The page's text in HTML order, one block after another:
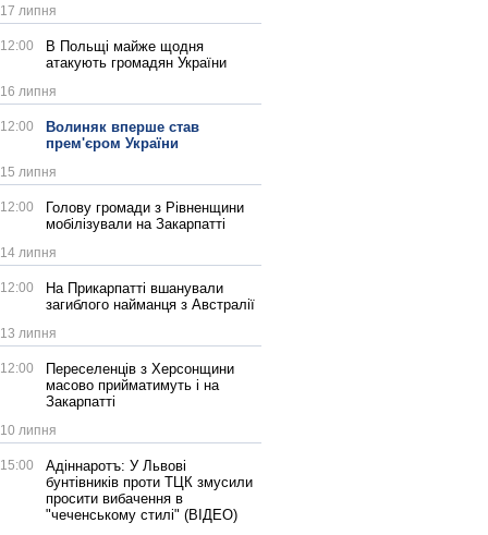
17 липня
12:00
В Польщі майже щодня
атакують громадян України
16 липня
12:00
Волиняк вперше став
прем'єром України
15 липня
12:00
Голову громади з Рівненщини
мобілізували на Закарпатті
14 липня
12:00
На Прикарпатті вшанували
загиблого найманця з Австралії
13 липня
12:00
Переселенців з Херсонщини
масово прийматимуть і на
Закарпатті
10 липня
15:00
Адіннаротъ: У Львові
бунтівників проти ТЦК змусили
просити вибачення в
"чеченському стилі" (ВІДЕО)